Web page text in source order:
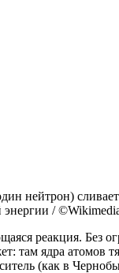
нейтрон)
энергии /
реакция.
там ядра атомов
(как в